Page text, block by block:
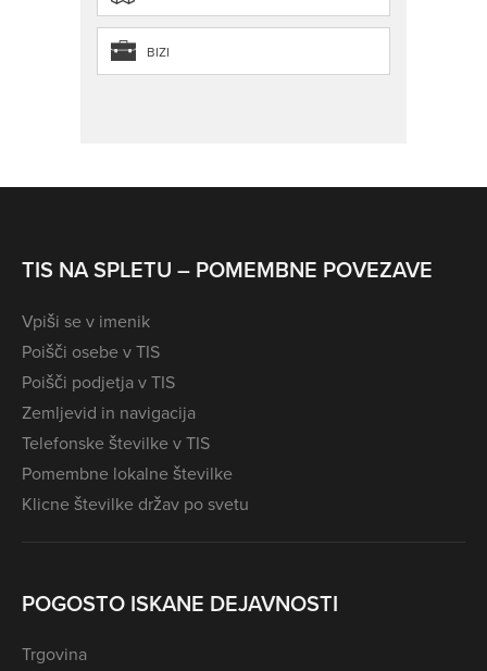
BIZI
TIS NA SPLETU – POMEMBNE POVEZAVE
Vpiši se v imenik
Poišči osebe v TIS
Poišči podjetja v TIS
Zemljevid in navigacija
Telefonske številke v TIS
Pomembne lokalne številke
Klicne številke držav po svetu
POGOSTO ISKANE DEJAVNOSTI
Trgovina